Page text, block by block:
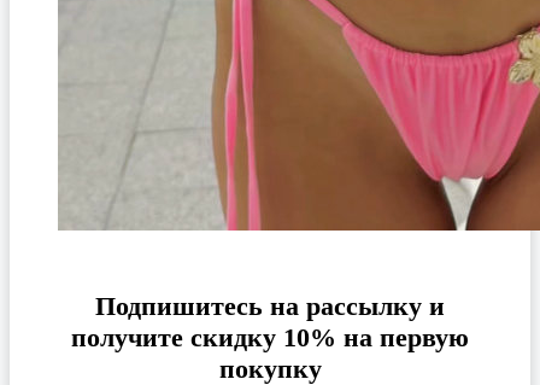
Подпишитесь на рассылку и
получите скидку 10% на первую
покупку